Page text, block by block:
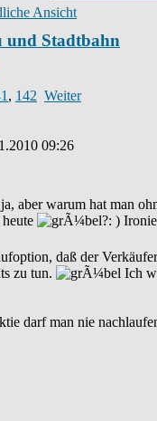
und Stadtbahn
, 142 Weiter
09:26
aber warum hat man
?: )
daß der
zu tun.
Ich
darf man nie